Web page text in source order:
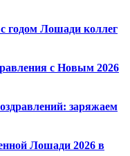
годом Лошади коллег
с Новым 2026
заряжаем
Лошади 2026 в